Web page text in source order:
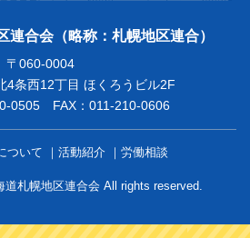
連合会（略称：札幌地区連合）
〒060-0004
4条西12丁目 ほくろうビル2F
0505 FAX：011-210-0606
ついて 活動紹介 労働相談
道札幌地区連合会 All rights reserved.